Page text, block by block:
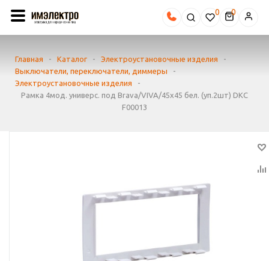
0
Главная - Каталог - Электроустановочные изделия
-
Выключатели, переключатели, диммеры
-
Электроустановочные изделия
-
Рамка 4мод. универс. под Brava/VIVA/45х45 бел. (уп.2шт) DKC
F00013